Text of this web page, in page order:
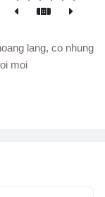
lang, co nhung
moi